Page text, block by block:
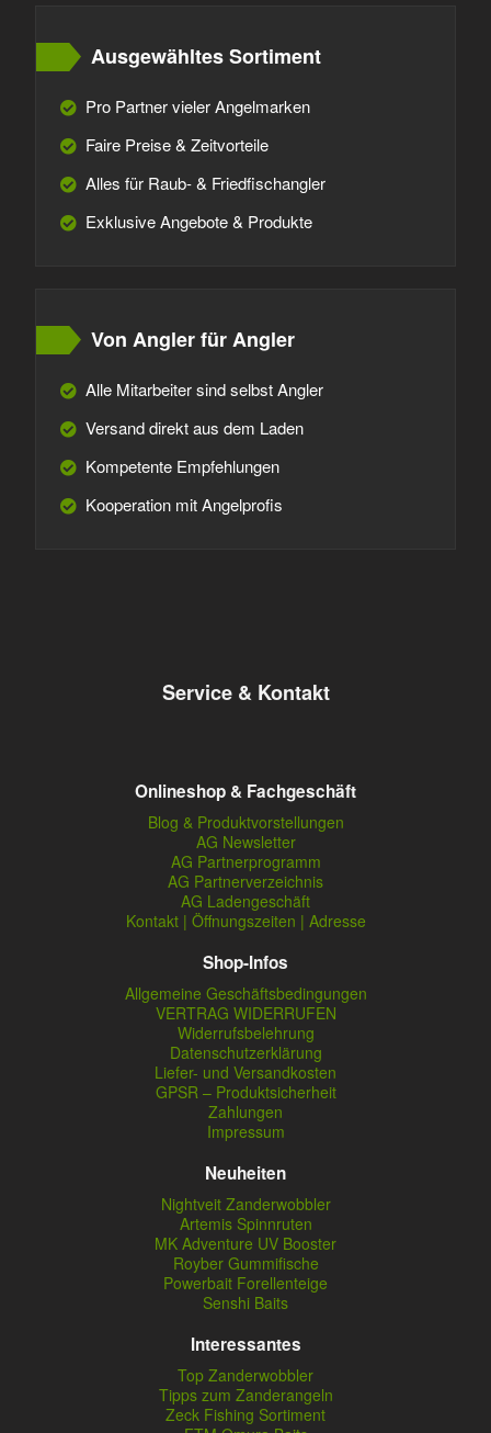
Ausgewähltes Sortiment
Pro Partner vieler Angelmarken
Faire Preise & Zeitvorteile
Alles für Raub- & Friedfischangler
Exklusive Angebote & Produkte
Von Angler für Angler
Alle Mitarbeiter sind selbst Angler
Versand direkt aus dem Laden
Kompetente Empfehlungen
Kooperation mit Angelprofis
Service & Kontakt
Onlineshop & Fachgeschäft
Blog & Produktvorstellungen
AG Newsletter
AG Partnerprogramm
AG Partnerverzeichnis
AG Ladengeschäft
Kontakt | Öffnungszeiten | Adresse
Shop-Infos
Allgemeine Geschäftsbedingungen
VERTRAG WIDERRUFEN
Widerrufsbelehrung
Datenschutzerklärung
Liefer- und Versandkosten
GPSR – Produktsicherheit
Zahlungen
Impressum
Neuheiten
Nightveit Zanderwobbler
Artemis Spinnruten
MK Adventure UV Booster
Royber Gummifische
Powerbait Forellenteige
Senshi Baits
Interessantes
Top Zanderwobbler
Tipps zum Zanderangeln
Zeck Fishing Sortiment